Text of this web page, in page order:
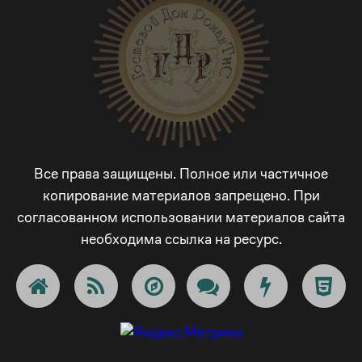
2
3
4
5
6
7
8
2
3
4
5
6
7
8
4
5
6
7
8
9
_
6
7
8
9
_
-
+
3
4
5
6
7
8
9
4
5
6
8
Все права защищены. Полное или частичное
копирование материалов запрещено. При
согласованном использовании материалов сайта
необходима ссылка на ресурс.